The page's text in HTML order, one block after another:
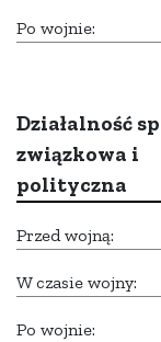
Po wojnie:
Działalność
związkowa i
polityczna
Przed wojną:
W czasie wojny:
Po wojnie: